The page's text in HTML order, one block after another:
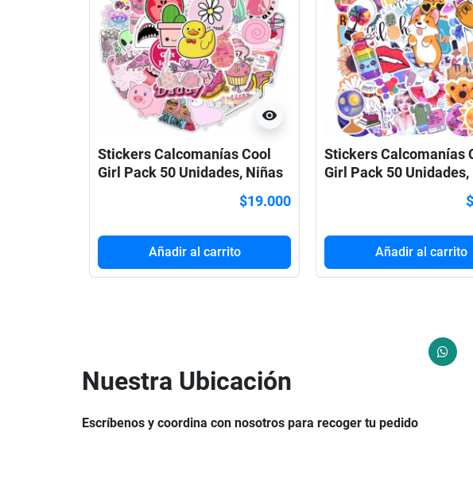
visibility
Stickers Calcomanías Cool
Girl Pack 50 Unidades, Niñas
$19.000
Añadir al carrito
Stickers Calcomanías
Girl Pack 50 Unidades,
Añadir al carrito
Nuestra Ubicación
Escríbenos y coordina con nosotros para recoger tu pedido